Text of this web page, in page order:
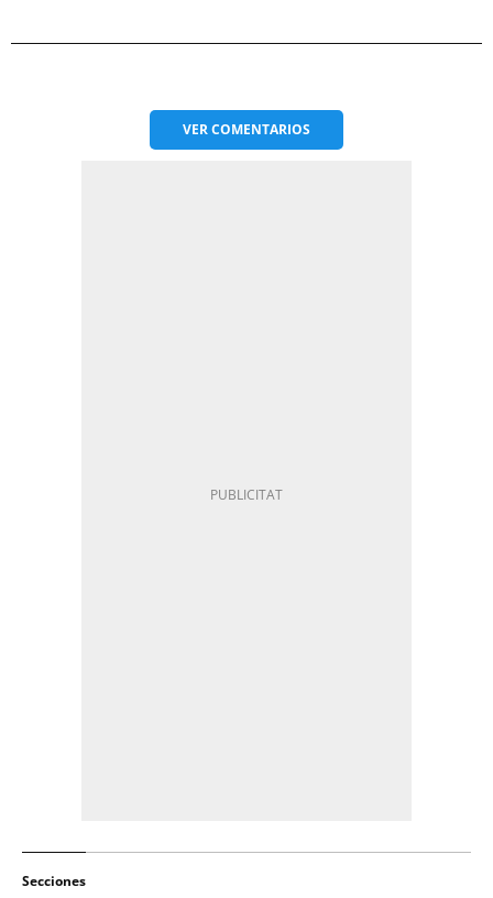
VERCOMENTARIOS
Secciones